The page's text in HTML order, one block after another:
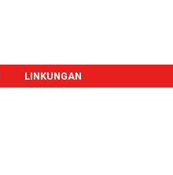
LINKUNGAN